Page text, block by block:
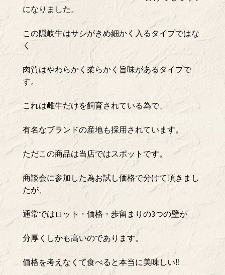
になりました。
この隠岐牛はサシがきめ細かく入るタイプではな
く
肉質はやわらかく柔らかく旨味があるタイプで
す。
これは雌牛だけを飼育されている為で、
有名なブランドの産地も採用されています。
ただこの商品は当店ではスポットです。
商談会に参加した為お試し価格で分けて頂きまし
たが、
通常ではロット・価格・歩留まりの3つの壁が
分厚くしかも高いのであります。
価格を考えなくて食べると本当に美味しい‼️